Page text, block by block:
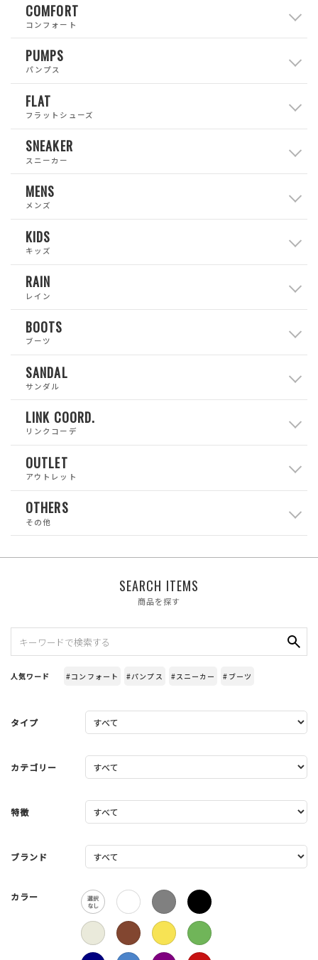
COMFORT
コンフォート
PUMPS
パンプス
FLAT
フラットシューズ
SNEAKER
スニーカー
MENS
メンズ
KIDS
キッズ
RAIN
レイン
BOOTS
ブーツ
SANDAL
サンダル
LINK COORD.
リンクコーデ
OUTLET
アウトレット
OTHERS
その他
SEARCH ITEMS
商品を探す
人気ワード #コンフォート #パンプス #スニーカー #ブーツ
タイプ
カテゴリー
特徴
ブランド
カラー